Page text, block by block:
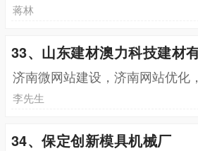
蒋林
33、山东建材澳力科技建材
济南微网站建设，济南网站优化
李先生
34、保定创新模具机械厂